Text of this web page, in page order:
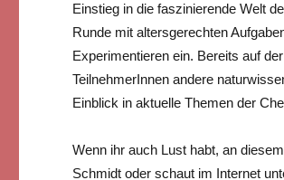
Einstieg in die faszinierende Welt
Runde mit altersgerechten
Experimentieren ein. Bereits auf
TeilnehmerInnen andere
Einblick in aktuelle Themen der
Wenn ihr auch Lust habt, an
Schmidt oder schaut im Internet